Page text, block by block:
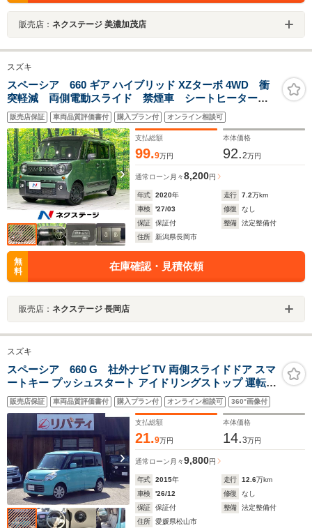
販売店： ネクステージ 美濃加茂店
スズキ
スペーシア 660 ギア ハイブリッド XZターボ 4WD 衝
突軽減 両側電動スライド 禁煙車 シートヒーター
オートエアコン HUD パドルシフト クルコン スマ
ートキー 盗難防止装置 アイドリングストップ 電動
格納ミラー プライバシーガラス
販売店保証 車両品質評価書付 購入プラン付 オンライン相談可
支払総額
99.9万円
本体価格
92.2万円
通常ローン 月々8,200円
年式 2020年 走行 7.2万km
車検
'27/03 修復
なし
保証
保証付 整備
法定整備付
住所
新潟県長岡市
無
料
在庫確認・見積依頼
販売店： ネクステージ 長岡店
スズキ
スペーシア 660 G 社外ナビ TV 両側スライドドア スマ
ートキー プッシュスタート アイドリングストップ 運転席
シートヒーター ヘッドライトレベライザー 電動格納ミラ
ー オートエアコン
販売店保証 車両品質評価書付 購入プラン付 オンライン相談可 360°画像付
支払総額
21.9万円
本体価格
14.3万円
通常ローン 月々9,800円
年式 2015年 走行 12.6万km
車検
'26/12 修復
なし
保証
保証付 整備
法定整備付
住所
愛媛県松山市